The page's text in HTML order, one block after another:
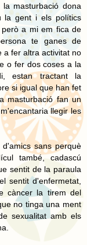
masturbació dona
la gent i els polítics
a mi em fica de
te ganes de
a fer altra activitat no
o fer dos coses a la
estan tractant la
si igual que han fet
masturbació fan un
llegir les
sans perquè
també, cadascú
sentit de la paraula
sentit d'enfermetat,
càncer la tirem del
no tinga una ment
sexualitat amb els